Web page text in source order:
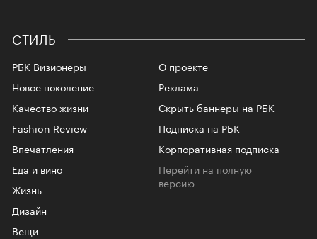
СТИЛЬ
РБК Визионеры
Новое поколение
Качество жизни
Fashion Review
Впечатления
Еда и вино
Жизнь
Дизайн
Вещи
О проекте
Реклама
Скрыть баннеры на РБК
Подписка на РБК
Корпоративная подписка
Перейти на полную
версию